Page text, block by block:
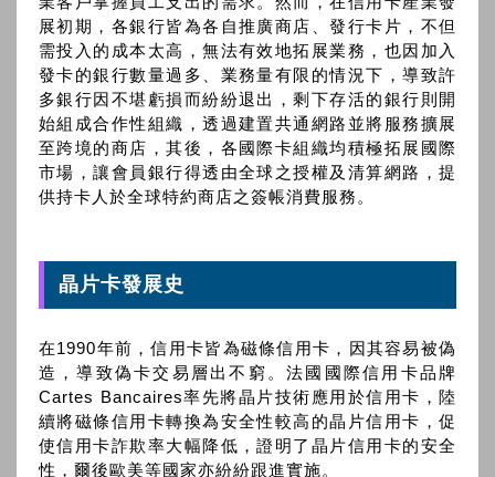
展初期，各銀行皆為各自推廣商店、發行卡片，不但
需投入的成本太高，無法有效地拓展業務，也因加入
發卡的銀行數量過多、業務量有限的情況下，導致許
多銀行因不堪虧損而紛紛退出，剩下存活的銀行則開
始組成合作性組織，透過建置共通網路並將服務擴展
至跨境的商店，其後，各國際卡組織均積極拓展國際
市場，讓會員銀行得透由全球之授權及清算網路，提
供持卡人於全球特約商店之簽帳消費服務。
晶片卡發展史
在1990年前，信用卡皆為磁條信用卡，因其容易被偽
造，導致偽卡交易層出不窮。法國國際信用卡品牌
Cartes Bancaires率先將晶片技術應用於信用卡，陸
續將磁條信用卡轉換為安全性較高的晶片信用卡，促
使信用卡詐欺率大幅降低，證明了晶片信用卡的安全
性，爾後歐美等國家亦紛紛跟進實施。